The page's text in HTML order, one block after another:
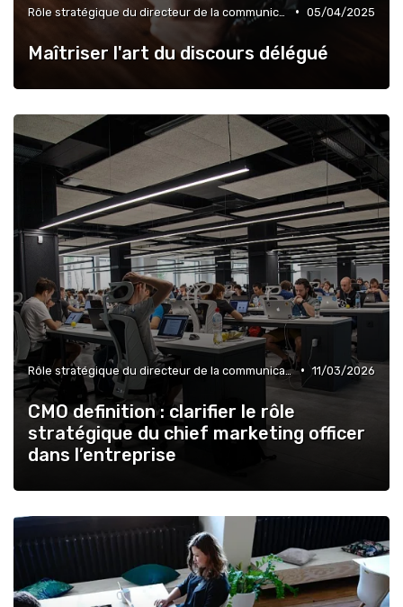
• 05/04/2025
Maîtriser l'art du discours délégué
Rôle stratégique du directeur de la communication • 11/03/2026
CMO definition : clarifier le rôle
stratégique du chief marketing officer
dans l’entreprise